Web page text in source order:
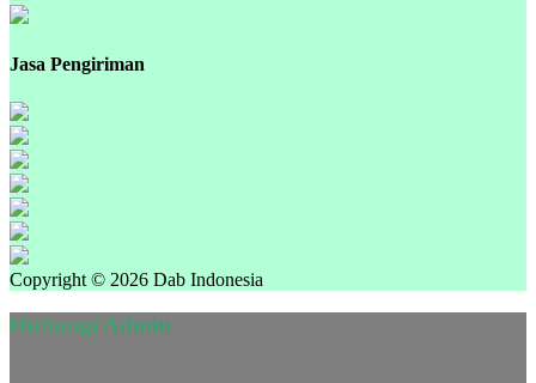
Jasa Pengiriman
Copyright © 2026 Dab Indonesia
Hubungi Admin